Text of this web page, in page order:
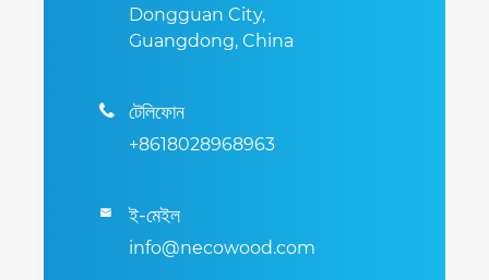
Dongguan City,
Guangdong, China
 টেলিফোন
+8618028968963
 ই-মেইল
info@necowood.com